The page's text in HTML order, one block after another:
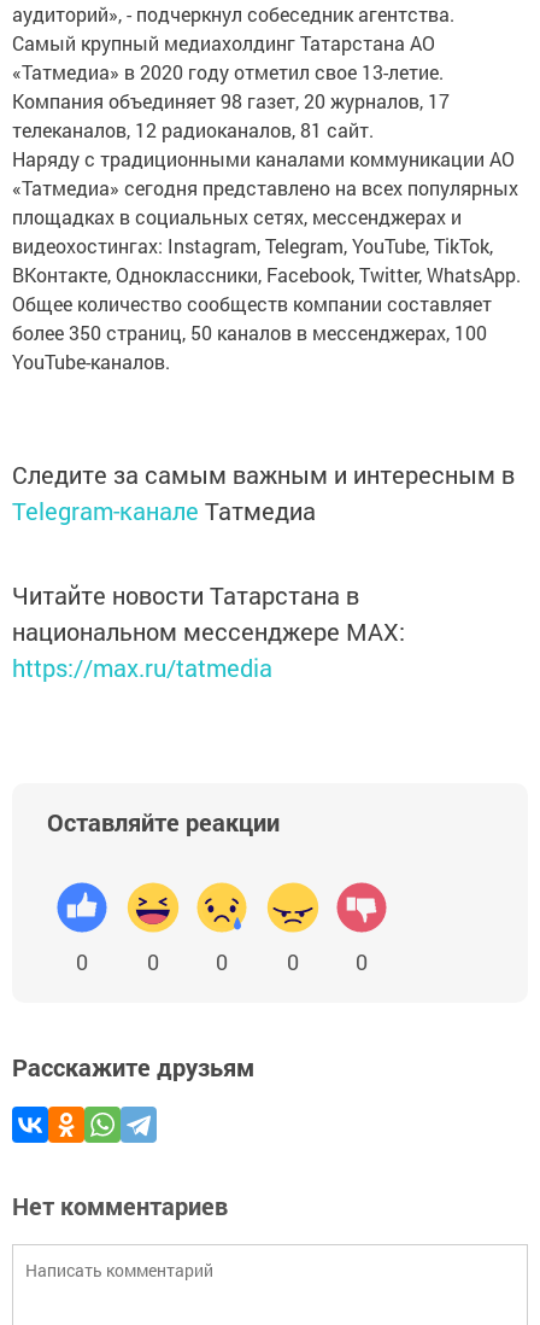
аудиторий», - подчеркнул собеседник агентства.
Самый крупный медиахолдинг Татарстана АО
«Татмедиа» в 2020 году отметил свое 13-летие.
Компания объединяет 98 газет, 20 журналов, 17
телеканалов, 12 радиоканалов, 81 сайт.
Наряду с традиционными каналами коммуникации АО
«Татмедиа» сегодня представлено на всех популярных
площадках в социальных сетях, мессенджерах и
видеохостингах: Instagram, Telegram, YouTube, TikTok,
ВКонтакте, Одноклассники, Facebook, Twitter, WhatsАpp.
Общее количество сообществ компании составляет
более 350 страниц, 50 каналов в мессенджерах, 100
YouTube-каналов.
Следите за самым важным и интересным в
Telegram-канале Татмедиа
Читайте новости Татарстана в
национальном мессенджере MАХ:
https://max.ru/tatmedia
Оставляйте реакции
0 0 0 0 0
Расскажите друзьям
Нет комментариев